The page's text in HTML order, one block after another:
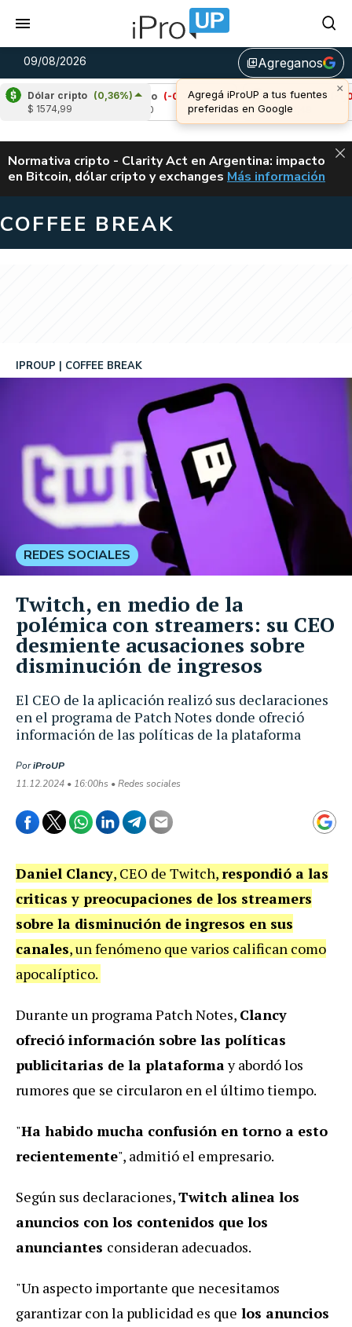
09/08/2026 library_addAgreganos
×
Agregá iProUP a tus fuentes
preferidas en Google
Dólar cripto (0,36%)
$ 1574,99
Cardano
(-0,29%)
Avalanche (-
u$s 6,49
ALERTA
Normativa cripto - Clarity Act en Argentina: impacto
en Bitcoin, dólar cripto y exchanges CLARITY ACT EN
Más información
COFFEE BREAK
El CEO de la aplicación realizó sus declaraciones
en el programa de Patch Notes donde ofreció
información de las políticas de la plataforma
IPROUP COFFEE BREAK
PoriProUP
11.12.2024 • 16:00hs • Redes sociales
REDES SOCIALES
Twitch, en medio de la
polémica con streamers: su CEO
desmiente acusaciones sobre
disminución de ingresos
Daniel Clancy, CEO de Twitch,respondió a las
criticas y preocupaciones de los streamers
sobre la disminución de ingresos en sus
canales, un fenómeno que varios califican como
apocalíptico.
Durante un programa Patch Notes, Clancy
ofreció información sobre las políticas
publicitarias de la plataformay abordó los
rumores que se circularon en el último tiempo.
"Ha habido mucha confusión en torno a esto
recientemente", admitió el empresario.
Según sus declaraciones,Twitch alinea los
anuncios con los contenidos que los
anunciantes consideran adecuados.
"Un aspecto importante que necesitamos
garantizar con la publicidad es que los anuncios